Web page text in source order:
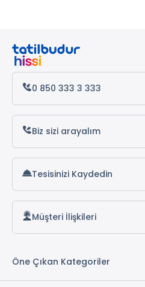
0 850 333 3 333
Biz sizi arayalım
Tesisinizi Kaydedin
Müşteri İlişkileri
Öne Çıkan Kategoriler